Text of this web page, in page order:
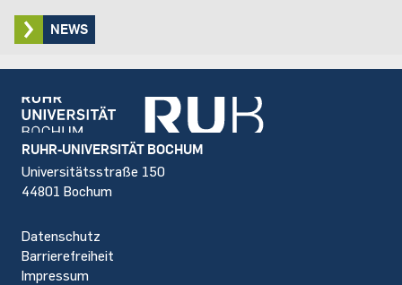
NEWS
Footer
RUHR-UNIVERSITÄT BOCHUM
Universitätsstraße 150
44801 Bochum
Datenschutz
Barrierefreiheit
Impressum